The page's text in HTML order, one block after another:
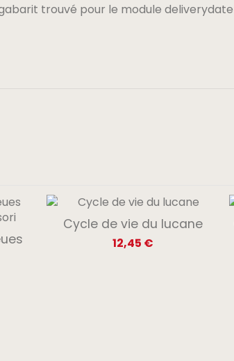
trouvé pour le module deliverydate
Cycle de vie du lucane
12,45 €